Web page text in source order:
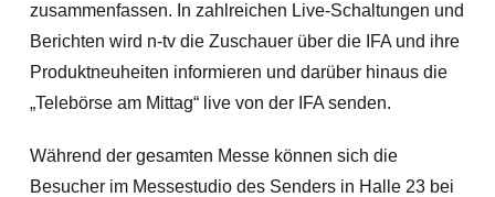
zusammenfassen. In zahlreichen Live-Schaltungen und
Berichten wird n-tv die Zuschauer über die IFA und ihre
Produktneuheiten informieren und darüber hinaus die
„Telebörse am Mittag“ live von der IFA senden.
Während der gesamten Messe können sich die
Besucher im Messestudio des Senders in Halle 23 bei